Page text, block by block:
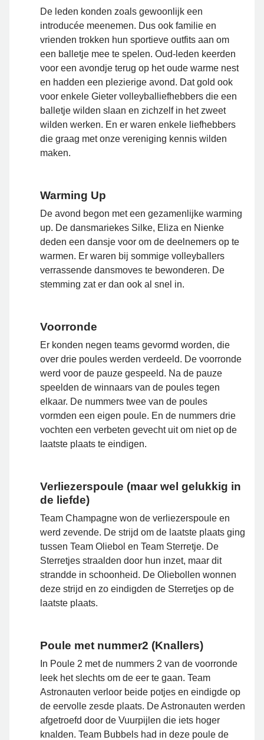
De leden konden zoals gewoonlijk een
introducée meenemen. Dus ook familie en
vrienden trokken hun sportieve outfits aan om
een balletje mee te spelen. Oud-leden keerden
voor een avondje terug op het oude warme nest
en hadden een plezierige avond. Dat gold ook
voor enkele Gieter volleyballiefhebbers die een
balletje wilden slaan en zichzelf in het zweet
wilden werken. En er waren enkele liefhebbers
die graag met onze vereniging kennis wilden
maken.
Warming Up
De avond begon met een gezamenlijke warming
up. De dansmariekes Silke, Eliza en Nienke
deden een dansje voor om de deelnemers op te
warmen. Er waren bij sommige volleyballers
verrassende dansmoves te bewonderen. De
stemming zat er dan ook al snel in.
Voorronde
Er konden negen teams gevormd worden, die
over drie poules werden verdeeld. De voorronde
werd voor de pauze gespeeld. Na de pauze
speelden de winnaars van de poules tegen
elkaar. De nummers twee van de poules
vormden een eigen poule. En de nummers drie
vochten een verbeten gevecht uit om niet op de
laatste plaats te eindigen.
Verliezerspoule (maar wel gelukkig in
de liefde)
Team Champagne won de verliezerspoule en
werd zevende. De strijd om de laatste plaats ging
tussen Team Oliebol en Team Sterretje. De
Sterretjes straalden door hun inzet, maar dit
strandde in schoonheid. De Oliebollen wonnen
deze strijd en zo eindigden de Sterretjes op de
laatste plaats.
Poule met nummer2 (Knallers)
In Poule 2 met de nummers 2 van de voorronde
leek het slechts om de eer te gaan. Team
Astronauten verloor beide potjes en eindigde op
de eervolle zesde plaats. De Astronauten werden
afgetroefd door de Vuurpijlen die iets hoger
knalden. Team Bubbels had in deze poule de